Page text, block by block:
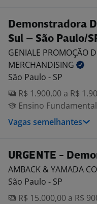
Demonstradora
Sul – São Paulo/
GENIALE PROMOÇÃO
MERCHANDISING
São Paulo - SP
R$ 1.900,00 a R$
Ensino
Vagas semelhantes
URGENTE -
AMBACK & YAMADA
São Paulo - SP
R$ 15.000,00 a R$